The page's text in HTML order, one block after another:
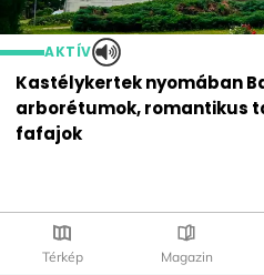
AKTÍV
Kastélykertek nyomában
arborétumok, romantikus
fafajok
Térkép Magazin